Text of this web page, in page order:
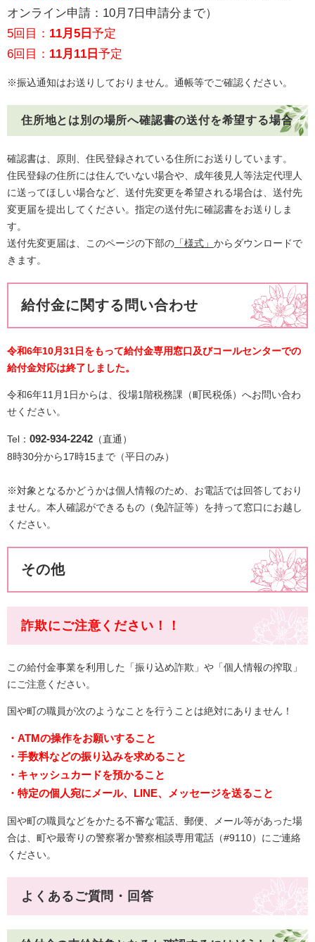
オンライン申請：10月7日申請分まで）​
​​​5回目： 11月5日 予定
6回目 ： 11月11日 予定
※振込通知はお送りしておりません。通帳等でご確認ください。
住所地とは別の場所へ確認書の送付を希望する場合
確認書は、原則、住民登録されている住所にお送りしています。
​住民登録の住所には住んでいない場合や、成年後見人等法定代理人
に送ってほしい場合など、送付先変更を希望される場合は、送付先
変更届を提出してください。指定の送付先に確認書をお送りしま
す。
​送付先変更届は、このページの下部の 「様式」 からダウンロードで
きます。
給付金に関する問い合わせ
令和6年10月31日をもって給付金専用窓口及びコールセンターでの
給付金対応は終了しました。
令和6年11月1日からは、役場1階税務課（町民税係）へお問い合わ
せください。
Tel： 092-934-2242 （直通）
8時30分から17時15まで​（平日のみ）​
​※対象となるかどうかは個人情報のため、お電話では回答しており
ません。本人確認ができるもの（免許証等）を持って窓口にお越し
ください。
その他
詐欺にご注意ください！！
この給付金事業を利用した「振り込め詐欺」や「個人情報の搾取」
にご注意ください。​
国や町の職員が次のようなことを行うことは絶対にありません！
・ATMの操作をお願いすること
・手数料などの振り込みを求めること
・キャッシュカードを預かること
・特定の個人宛にメール、LINE、メッセージを送ること
国や町の職員などをかたる不審な電話、郵便、メール等があった場
合は、町や最寄りの警察署か警察相談専用電話（#9110）にご連絡
ください。​
よくあるご質問・回答